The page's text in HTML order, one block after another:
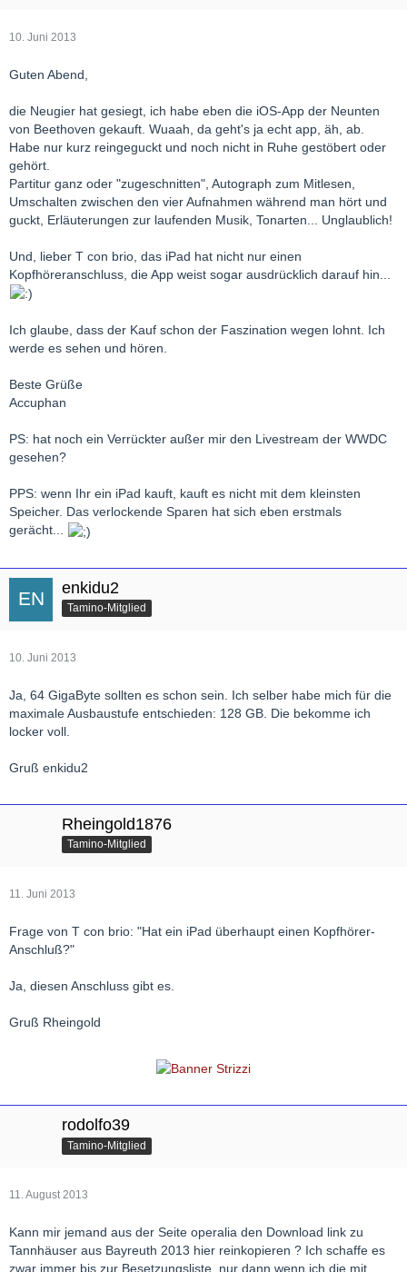
10. Juni 2013
Guten Abend,
die Neugier hat gesiegt, ich habe eben die iOS-App der Neunten
von Beethoven gekauft. Wuaah, da geht's ja echt app, äh, ab.
Habe nur kurz reingeguckt und noch nicht in Ruhe gestöbert oder
gehört.
Partitur ganz oder "zugeschnitten", Autograph zum Mitlesen,
Umschalten zwischen den vier Aufnahmen während man hört und
guckt, Erläuterungen zur laufenden Musik, Tonarten... Unglaublich!
Und, lieber T con brio, das iPad hat nicht nur einen
Kopfhöreranschluss, die App weist sogar ausdrücklich darauf hin...
Ich glaube, dass der Kauf schon der Faszination wegen lohnt. Ich
werde es sehen und hören.
Beste Grüße
Accuphan
PS: hat noch ein Verrückter außer mir den Livestream der WWDC
gesehen?
PPS: wenn Ihr ein iPad kauft, kauft es nicht mit dem kleinsten
Speicher. Das verlockende Sparen hat sich eben erstmals
gerächt...
enkidu2
Tamino-Mitglied
10. Juni 2013
Ja, 64 GigaByte sollten es schon sein. Ich selber habe mich für die
maximale Ausbaustufe entschieden: 128 GB. Die bekomme ich
locker voll.
Gruß enkidu2
Rheingold1876
Tamino-Mitglied
11. Juni 2013
Frage von T con brio: "Hat ein iPad überhaupt einen Kopfhörer-
Anschluß?"
Ja, diesen Anschluss gibt es.
Gruß Rheingold
rodolfo39
Tamino-Mitglied
11. August 2013
Kann mir jemand aus der Seite operalia den Download link zu
Tannhäuser aus Bayreuth 2013 hier reinkopieren ? Ich schaffe es
zwar immer bis zur Besetzungsliste, nur dann wenn ich die mit